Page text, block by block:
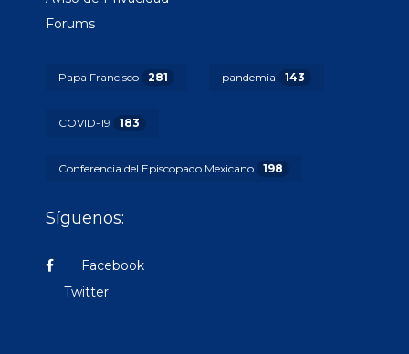
Forums
Papa Francisco 281 pandemia 143
COVID-19 183
Conferencia del Episcopado Mexicano 198
Síguenos:
Facebook
Twitter